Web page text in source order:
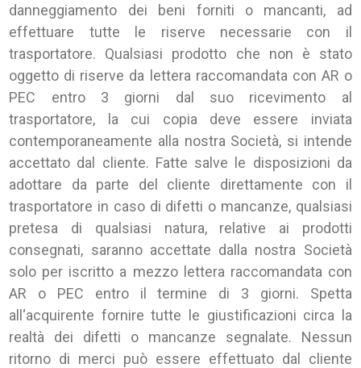
danneggiamento dei beni forniti o mancanti, ad
effettuare tutte le riserve necessarie con il
trasportatore. Qualsiasi prodotto che non è stato
oggetto di riserve da lettera raccomandata con AR o
PEC entro 3 giorni dal suo ricevimento al
trasportatore, la cui copia deve essere inviata
contemporaneamente alla nostra Società, si intende
accettato dal cliente. Fatte salve le disposizioni da
adottare da parte del cliente direttamente con il
trasportatore in caso di difetti o mancanze, qualsiasi
pretesa di qualsiasi natura, relative ai prodotti
consegnati, saranno accettate dalla nostra Società
solo per iscritto a mezzo lettera raccomandata con
AR o PEC entro il termine di 3 giorni. Spetta
all‘acquirente fornire tutte le giustificazioni circa la
realtà dei difetti o mancanze segnalate. Nessun
ritorno di merci può essere effettuato dal cliente